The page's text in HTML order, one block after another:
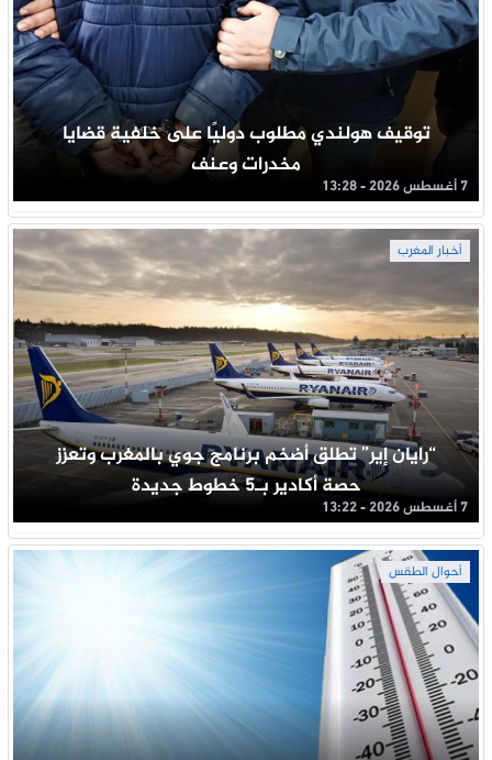
توقيف هولندي مطلوب دوليًا على خلفية قضايا
مخدرات وعنف
7 أغسطس 2026 - 13:28
أخبار المغرب
“رايان إير” تطلق أضخم برنامج جوي بالمغرب وتعزز
حصة أكادير بـ5 خطوط جديدة
7 أغسطس 2026 - 13:22
أحوال الطقس